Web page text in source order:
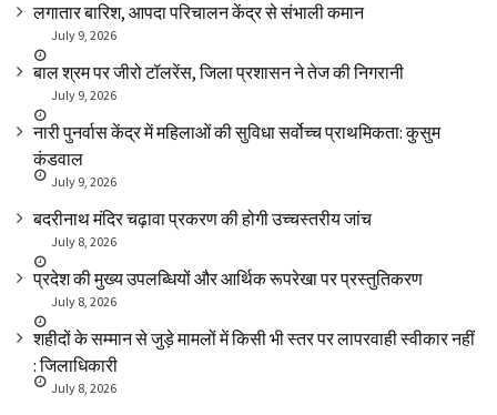
लगातार बारिश, आपदा परिचालन केंद्र से संभाली कमान
July 9, 2026
बाल श्रम पर जीरो टॉलरेंस, जिला प्रशासन ने तेज की निगरानी
July 9, 2026
नारी पुनर्वास केंद्र में महिलाओं की सुविधा सर्वोच्च प्राथमिकता: कुसुम
कंडवाल
July 9, 2026
बदरीनाथ मंदिर चढ़ावा प्रकरण की होगी उच्चस्तरीय जांच
July 8, 2026
प्रदेश की मुख्य उपलब्धियों और आर्थिक रूपरेखा पर प्रस्तुतिकरण
July 8, 2026
शहीदों के सम्मान से जुड़े मामलों में किसी भी स्तर पर लापरवाही स्वीकार नहीं
: जिलाधिकारी
July 8, 2026